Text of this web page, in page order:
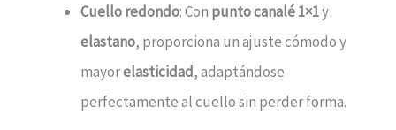
Cuello redondo: Con punto canalé 1×1y
elastano, proporciona un ajuste cómodo y
mayorelasticidad, adaptándose
perfectamente al cuello sin perder forma.